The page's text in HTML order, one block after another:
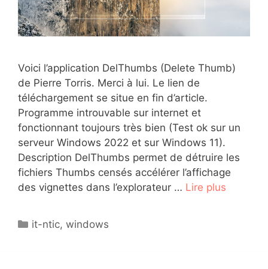
Voici l’application DelThumbs (Delete Thumb)
de Pierre Torris. Merci à lui. Le lien de
téléchargement se situe en fin d’article.
Programme introuvable sur internet et
fonctionnant toujours très bien (Test ok sur un
serveur Windows 2022 et sur Windows 11).
Description DelThumbs permet de détruire les
fichiers Thumbs censés accélérer l’affichage
des vignettes dans l’explorateur … Lire plus
Catégories
it-ntic,windows